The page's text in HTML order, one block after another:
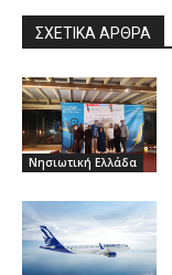
ΣΧΕΤΙΚΑ ΑΡΘΡΑ
Νησιωτική Ελλάδα